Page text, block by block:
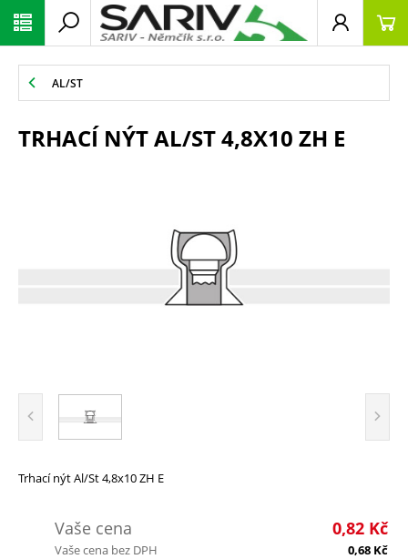
AL/ST
TRHACÍ NÝT AL/ST 4,8X10 ZH E
Trhací nýt Al/St 4,8x10 ZH E
Vaše cena 0,82 Kč
Vaše cena bez DPH 0,68 Kč